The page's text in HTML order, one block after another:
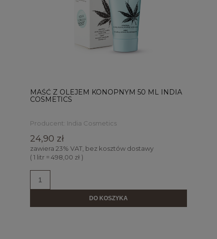
MAŚĆ Z OLEJEM KONOPNYM 50 ML INDIA
COSMETICS
Producent: India Cosmetics
24,90 zł
zawiera 23% VAT, bez kosztów dostawy
( 1 litr = 498,00 zł )
DO KOSZYKA